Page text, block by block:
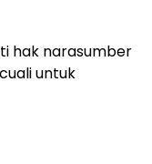
hak narasumber
untuk